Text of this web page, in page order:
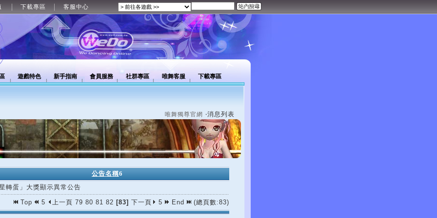
下載專區 客服中心
遊戲特色 新手指南 會員服務 社群專區 唯舞客服 下載專區
唯舞獨尊官網 ‧消息列表
公告名稱6
轉蛋」大獎顯示異常公告
Top 5 上一頁 79 80 81 82 [83] 下一頁 5 End (總頁數:83)